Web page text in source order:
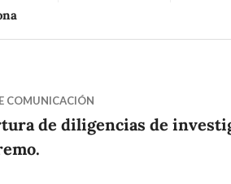
COMUNICACIÓN
de diligencias de